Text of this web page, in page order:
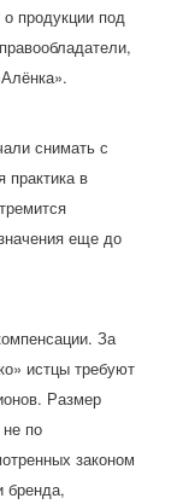
продукции под
снимать с
практика в
еще до
За
истцы требуют
Размер
по
законом
бренда,